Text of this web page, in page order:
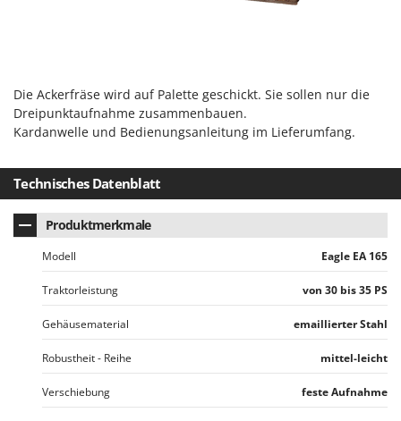
N
New O.M.R.A.
Nilfisk
Ninja
Novatec
Novital
NuovaFac
Officine Savioli
Oliviero
Olix
OMA
Die Ackerfräse wird auf Palette geschickt. Sie sollen nur die
Dreipunktaufnahme zusammenbauen.
Kardanwelle und Bedienungsanleitung im Lieferumfang.
Technisches Datenblatt
Produktmerkmale
Modell Eagle EA 165
Traktorleistung von 30 bis 35 PS
Gehäusematerial emaillierter Stahl
Robustheit - Reihe mittel-leicht
Verschiebung feste Aufnahme